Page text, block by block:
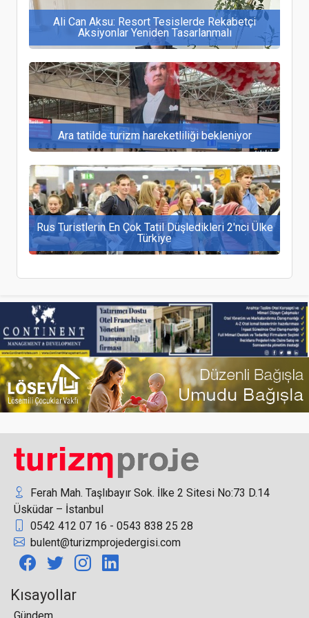
Ali Can Aksu: Resort Tesislerde Rekabetçi
Aksiyonlar Yeniden Tasarlanmalı
Ara tatilde turizm hareketliliği bekleniyor
Rus Turistlerin En Çok Tatil Düşledikleri 2'nci Ülke
Türkiye
E.C.A. Yeni Klima Serileriyle Yaz Konforuna Yeni
Bir Soluk Getiriyor
Form Grup 2026 Büyüme Hedefini Koruyarak
Ahmet Muşut, Mövenpick Resort Antalya
Tekirova’ya yeni Genel Müdür olarak atandı
Ferah Mah. Taşlıbayır Sok. İlke 2 Sitesi No:73 D.14
Üsküdar – İstanbul
0542 412 07 16 - 0543 838 25 28
bulent@turizmprojedergisi.com
Kısayollar